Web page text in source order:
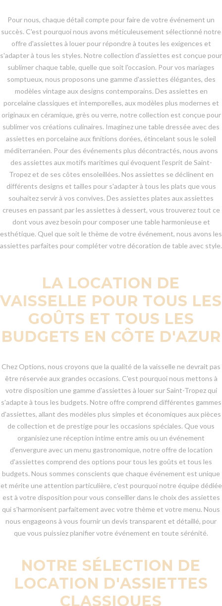
Pour nous, chaque détail compte pour faire de votre événement un
succès. C'est pourquoi nous avons méticuleusement sélectionné notre
offre d'assiettes à louer pour répondre à toutes les exigences et
s'adapter à tous les styles. Notre collection d'assiettes est conçue pour
sublimer chaque table, quelle que soit l'occasion. Pour vos mariages
somptueux, nous proposons une gamme d'assiettes élégantes, des
modèles vintage aux designs contemporains. Des assiettes en
porcelaine classiques et intemporelles, aux modèles plus modernes et
originaux en céramique, grès ou verre, notre collection est conçue pour
sublimer vos créations culinaires. Imaginez une table dressée avec des
assiettes en porcelaine aux finitions dorées, étincelant sous le soleil
méditerranéen. Pour des événements plus décontractés, nous avons
des assiettes aux motifs maritimes qui évoquent l'esprit de Saint-
Tropez et de ses côtes ensoleillées. Nos assiettes se déclinent en
différents designs et tailles pour s'adapter à tous les plats que vous
souhaitez servir à vos convives. Des assiettes plates aux assiettes
creuses en passant par les assiettes à dessert, vous trouverez tout ce
dont vous avez besoin pour composer une table harmonieuse et
esthétique. Quel que soit le thème de votre événement, nous avons les
assiettes parfaites pour compléter votre décoration de table avec style.
LA LOCATION DE
VAISSELLE POUR TOUS LES
GOÛTS ET TOUS LES
BUDGETS EN CÔTE D'AZUR
Chez Options, nous croyons que la qualité de la vaisselle ne devrait pas
être réservée aux grandes occasions. C'est pourquoi nous mettons à
votre disposition une gamme d'assiettes à louer sur Saint-Tropez qui
s'adapte à tous les budgets. Notre offre comprend différentes gammes
d'assiettes, allant des modèles plus simples et économiques aux pièces
de collection et de prestige pour les occasions spéciales. Que vous
organisiez une réception intime entre amis ou un événement
d'envergure avec un menu gastronomique, notre offre de location
d'assiettes comprend des options pour tous les goûts et tous les
budgets. Nous sommes conscients que chaque événement est unique
et mérite une attention particulière, c'est pourquoi notre équipe dédiée
est à votre disposition pour vous conseiller dans le choix des assiettes
qui s'harmonisent parfaitement avec votre thème et votre menu. Nous
nous engageons à vous fournir un devis transparent et détaillé, pour
que vous puissiez planifier votre événement en toute sérénité.
NOTRE SÉLECTION DE
LOCATION D'ASSIETTES
CLASSIQUES